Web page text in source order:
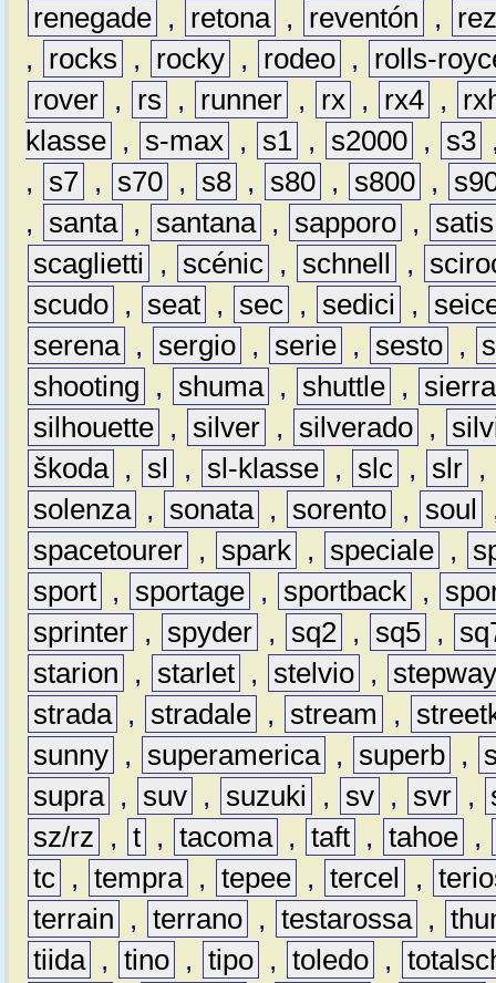
renegade , retona , reventón ,
,
rocks , rocky , rodeo ,
rolls-
rover , rs , runner , rx , rx4 ,
klasse , s-max , s1 , s2000 , s3
,
s7 , s70 , s8 , s80 , s800 ,
,
santa , santana , sapporo ,
satis
scaglietti
, scénic , schnell ,
scudo , seat , sec , sedici ,
serena , sergio , serie , sesto ,
shooting
, shuma , shuttle ,
sierra
silhouette , silver , silverado ,
škoda , sl , sl-klasse , slc , slr ,
solenza , sonata , sorento , soul
spacetourer , spark , speciale ,
sport , sportage , sportback ,
sprinter , spyder , sq2 , sq5 ,
starion
, starlet , stelvio ,
strada , stradale , stream ,
sunny , superamerica , superb ,
supra , suv , suzuki , sv , svr ,
sz/rz
, t , tacoma , taft , tahoe ,
tc , tempra , tepee , tercel ,
terrain
, terrano , testarossa ,
tiida , tino , tipo , toledo ,